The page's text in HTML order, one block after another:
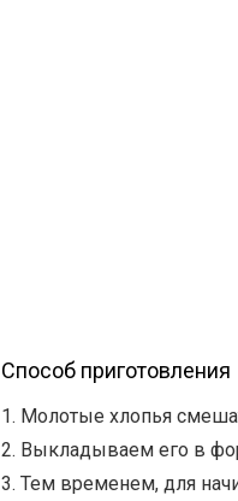
Способ приготовления
1. Молотые хлопья
2. Выкладываем его в
3. Тем временем, для